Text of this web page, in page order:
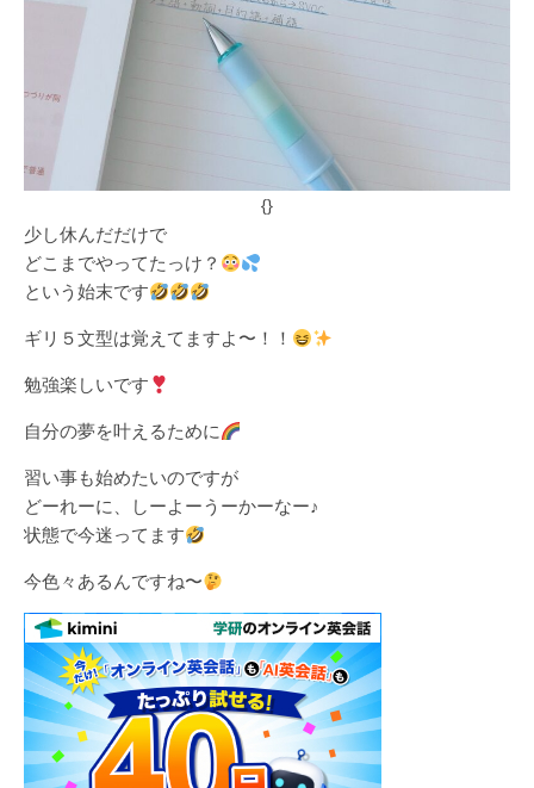
{}
少し休んだだけで
どこまでやってたっけ？
という始末です
ギリ５文型は覚えてますよ〜！！
勉強楽しいです
自分の夢を叶えるために
習い事も始めたいのですが
どーれーに、しーよーうーかーなー♪
状態で今迷ってます
今色々あるんですね〜